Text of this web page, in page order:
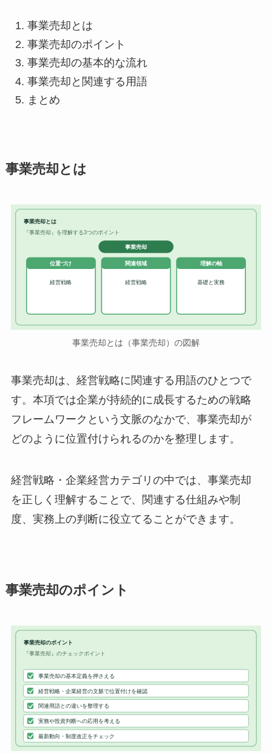
事業売却とは
事業売却のポイント
事業売却の基本的な流れ
事業売却と関連する用語
まとめ
事業売却とは
事業売却とは
『事業売却』を理解する3つのポイント
事業売却
位置づけ
経営戦略
関連領域
経営戦略
理解の軸
基礎と実務
事業売却とは（事業売却）の図解
事業売却は、経営戦略に関連する用語のひとつで
す。本項では企業が持続的に成長するための戦略
フレームワークという文脈のなかで、事業売却が
どのように位置付けられるのかを整理します。
経営戦略・企業経営カテゴリの中では、事業売却
を正しく理解することで、関連する仕組みや制
度、実務上の判断に役立てることができます。
事業売却のポイント
事業売却のポイント
『事業売却』のチェックポイント
事業売却の基本定義を押さえる
経営戦略・企業経営の文脈で位置付けを確認
関連用語との違いを整理する
実務や投資判断への応用を考える
最新動向・制度改正をチェック